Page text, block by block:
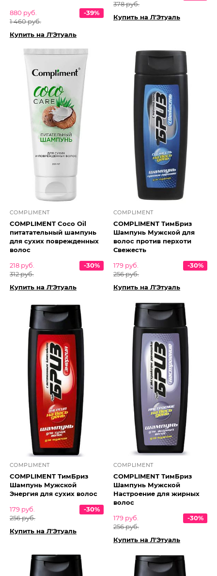
880 руб.
1 460 руб.
-39%
Купить на Л'Этуаль
378 руб.
Купить на Л'Этуаль
COMPLIMENT
COMPLIMENT Coco Oil
питатательный шампунь
для сухих поврежденных
волос
218 руб.
312 руб.
-30%
Купить на Л'Этуаль
COMPLIMENT
COMPLIMENT ТимБриз
Шампунь Мужской для
волос против перхоти
Свежесть
179 руб.
256 руб.
-30%
Купить на Л'Этуаль
COMPLIMENT
COMPLIMENT ТимБриз
Шампунь Мужской
Энергия для сухих волос
179 руб.
256 руб.
-30%
Купить на Л'Этуаль
COMPLIMENT
COMPLIMENT ТимБриз
Шампунь Мужской
Настроение для жирных
волос
179 руб.
256 руб.
-30%
Купить на Л'Этуаль